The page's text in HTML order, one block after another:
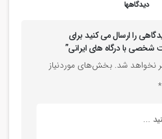
دیدگاهها
را ارسال می کنید برای
شخصی با درگاه های ایرانی”
نخواهد شد. بخش‌های موردنیاز
*